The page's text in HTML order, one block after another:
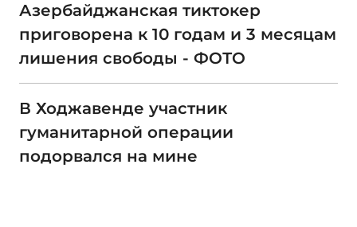
Азербайджанская тиктокер
приговорена к 10 годам и 3 месяцам
лишения свободы - ФОТО
В Ходжавенде участник
гуманитарной операции
подорвался на мине